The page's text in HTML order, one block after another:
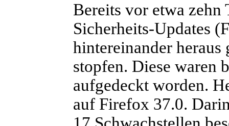
Bereits vor etwa
Sicherheits-Updates
hintereinander
stopfen. Diese waren
aufgedeckt worden.
auf Firefox 37.0.